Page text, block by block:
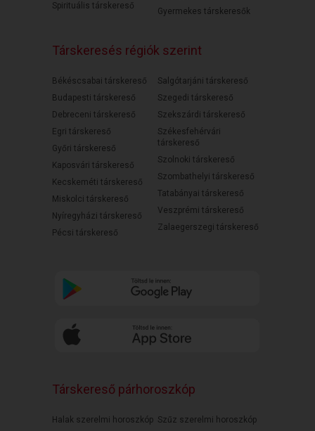
Spirituális társkereső
Gyermekes társkeresők
Társkeresés régiók szerint
Békéscsabai társkereső
Budapesti társkereső
Debreceni társkereső
Egri társkereső
Győri társkereső
Kaposvári társkereső
Kecskeméti társkereső
Miskolci társkereső
Nyíregyházi társkereső
Pécsi társkereső
Salgótarjáni társkereső
Szegedi társkereső
Szekszárdi társkereső
Székesfehérvári
társkereső
Szolnoki társkereső
Szombathelyi társkereső
Tatabányai társkereső
Veszprémi társkereső
Zalaegerszegi társkereső
Társkereső párhoroszkóp
Halak szerelmi horoszkóp Szűz szerelmi horoszkóp